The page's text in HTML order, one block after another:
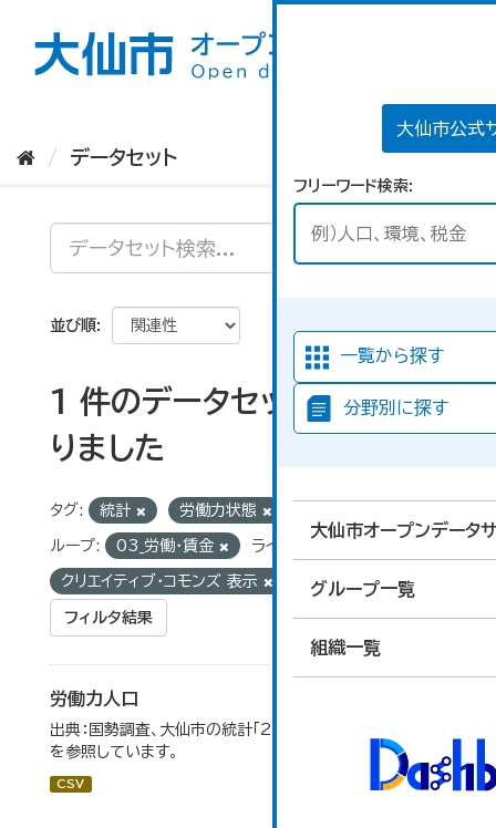
大仙市公式
フリーワード検索
一覧から探す
分野別に探す
大仙市オープンデータ
グループ一覧
組織一覧
データセット
並び順
1 件のデータセットが見つか
りました
タグ: 統計 労働力状態
ループ: 03_労働・賃金 ライセンス:
クリエイティブ・コモンズ 表示
フィルタ結果
労働力人口
出典：国勢調査、大仙市の統計「2-6 労働力人口」のデータ
を参照しています。
CSV